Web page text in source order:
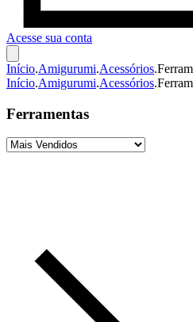
Acesse sua conta
Início.Amigurumi.Acessórios.
Início.Amigurumi.Acessórios.
Ferramentas